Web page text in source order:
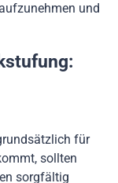
und
für
sollten
sorgfältig